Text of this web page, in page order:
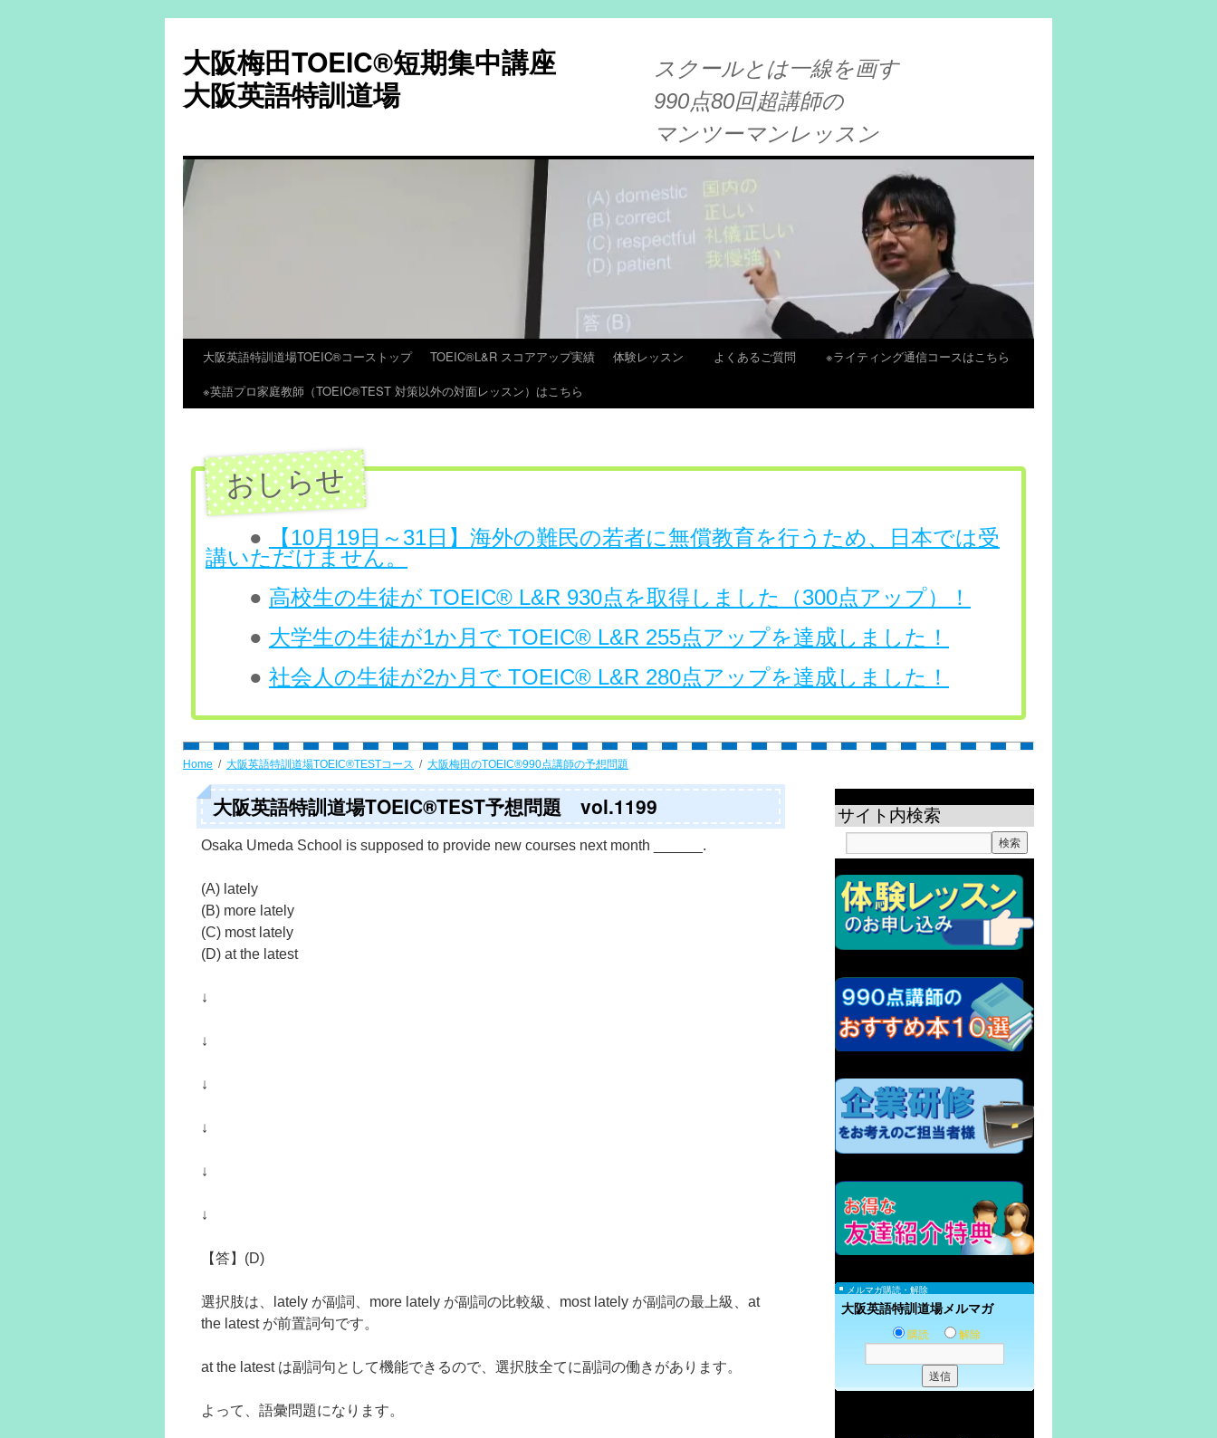
大阪梅田TOEIC®短期集中講座
大阪英語特訓道場
スクールとは一線を画す
990点80回超講師の
マンツーマンレッスン
大阪英語特訓道場TOEIC®コーストップ TOEIC®L&R スコアアップ実績 体験レッスン よくあるご質問
※ライティング通信コースはこちら
※英語プロ家庭教師（TOEIC®TEST 対策以外の対面レッスン）はこちら
●
【10月19日～31日】海外の難民の若者に無償教育を行うため、日本では受
講いただけません。
● 高校生の生徒が TOEIC® L&R 930点を取得しました（300点アップ）！
● 大学生の生徒が1か月で TOEIC® L&R 255点アップを達成しました！
● 社会人の生徒が2か月で TOEIC® L&R 280点アップを達成しました！
Home 大阪英語特訓道場TOEIC®TESTコース 大阪梅田のTOEIC®990点講師の予想問題
大阪英語特訓道場TOEIC®TEST予想問題 vol.1199
Osaka Umeda School is supposed to provide new courses next month ______.
(A) lately
(B) more lately
(C) most lately
(D) at the latest
↓
↓
↓
↓
↓
↓
【答】(D)
選択肢は、lately が副詞、more lately が副詞の比較級、most lately が副詞の最上級、at
the latest が前置詞句です。
at the latest は副詞句として機能できるので、選択肢全てに副詞の働きがあります。
よって、語彙問題になります。
サイト内検索
メルマガ購読・解除
大阪英語特訓道場メルマガ
購読 解除